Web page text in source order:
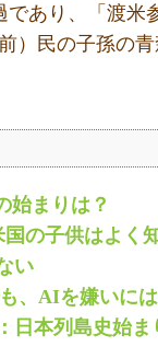
あり、「渡米
）民の子孫の
始まりは？
国の子供はよく
い
、AIを嫌いに
日本列島史始